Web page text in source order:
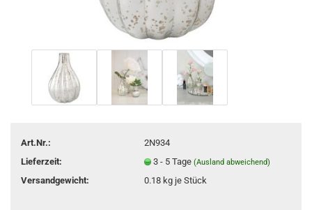
Art.Nr.:
2N934
Lieferzeit:
3 - 5 Tage (Ausland abweichend)
Versandgewicht: 0.18kg je Stück